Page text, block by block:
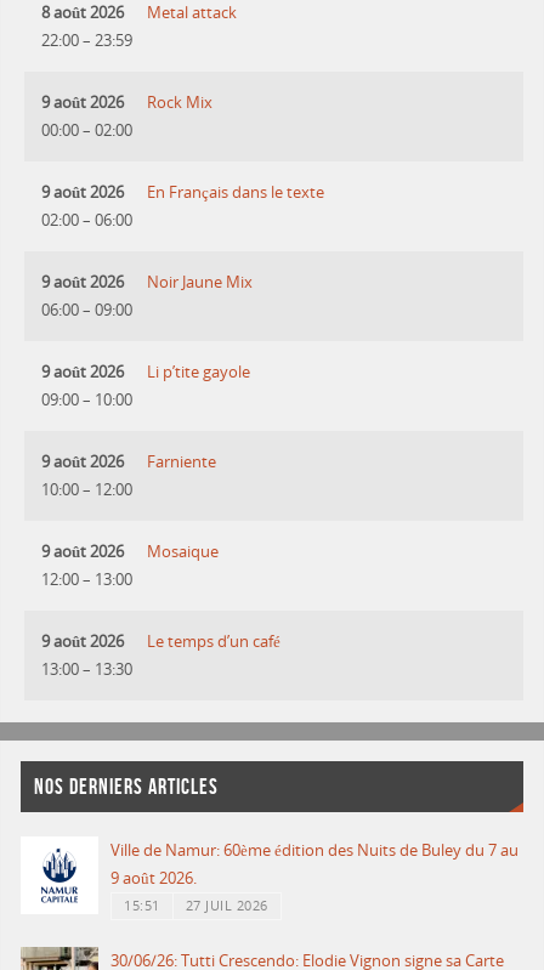
8 août 2026
22:00– 23:59
Metal attack
9 août 2026
00:00– 02:00
Rock Mix
9 août 2026
02:00– 06:00
En Français dans le texte
9 août 2026
06:00– 09:00
Noir Jaune Mix
9 août 2026
09:00– 10:00
Li p’tite gayole
9 août 2026
10:00– 12:00
Farniente
9 août 2026
12:00– 13:00
Mosaique
9 août 2026
13:00– 13:30
Le temps d’un café
NOS DERNIERS ARTICLES
Ville de Namur: 60ème édition des Nuits de Buley du 7 au
9 août 2026.
15:51 27 JUIL 2026
30/06/26: Tutti Crescendo: Elodie Vignon signe sa Carte